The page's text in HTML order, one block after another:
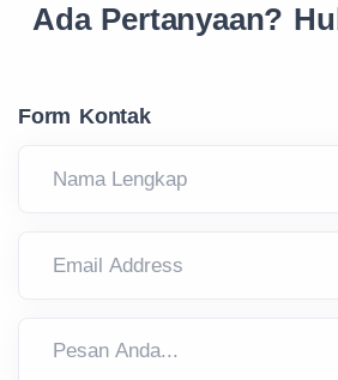
Ada Pertanyaan?
Form Kontak